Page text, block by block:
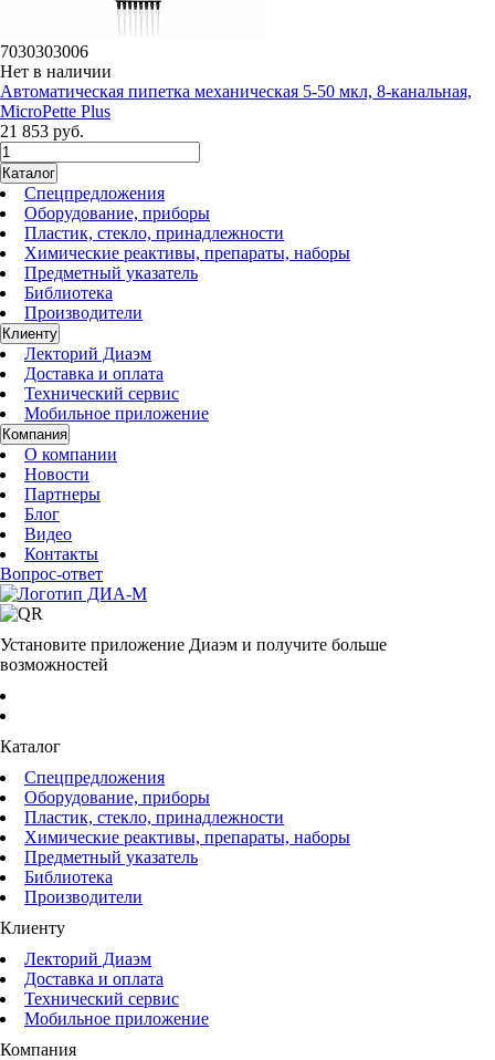
7030303006
Нет в наличии
Автоматическая пипетка механическая 5-50 мкл, 8-канальная,
MicroPette Plus
21 853 руб.
Каталог
Спецпредложения
Оборудование, приборы
Пластик, стекло, принадлежности
Химические реактивы, препараты, наборы
Предметный указатель
Библиотека
Производители
Клиенту
Лекторий Диаэм
Доставка и оплата
Технический сервис
Мобильное приложение
Компания
О компании
Новости
Партнеры
Блог
Видео
Контакты
Вопрос-ответ
Установите приложение Диаэм и получите больше
возможностей
Каталог
Спецпредложения
Оборудование, приборы
Пластик, стекло, принадлежности
Химические реактивы, препараты, наборы
Предметный указатель
Библиотека
Производители
Клиенту
Лекторий Диаэм
Доставка и оплата
Технический сервис
Мобильное приложение
Компания